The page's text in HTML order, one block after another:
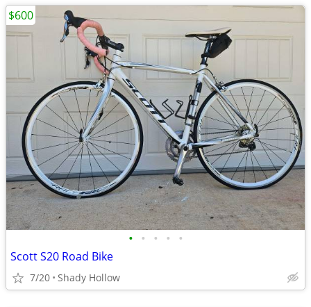
• • • • •
Scott S20 Road Bike
7/20 Shady Hollow
$600